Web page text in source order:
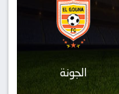
الجونة